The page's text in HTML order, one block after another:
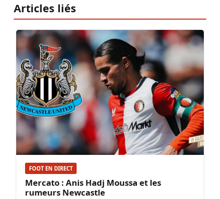
Articles liés
FOOT EN DIRECT
Mercato : Anis Hadj Moussa et les
rumeurs Newcastle